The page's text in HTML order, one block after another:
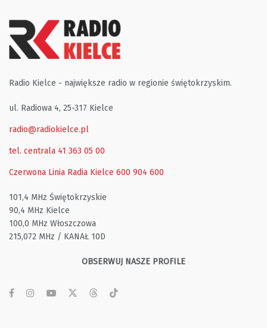
Radio Kielce - największe radio w regionie świętokrzyskim.
ul. Radiowa 4, 25-317 Kielce
radio@radiokielce.pl
tel. centrala 41 363 05 00
Czerwona Linia Radia Kielce 600 904 600
101,4 MHz Świętokrzyskie
90,4 MHz Kielce
100,0 MHz Włoszczowa
215,072 MHz / KANAŁ 10D
OBSERWUJ NASZE PROFILE